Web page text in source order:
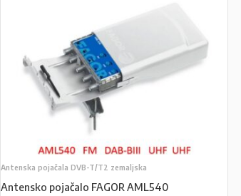
Antenska pojačala DVB-T/T2 zemaljska
Antensko pojačalo FAGOR AML540